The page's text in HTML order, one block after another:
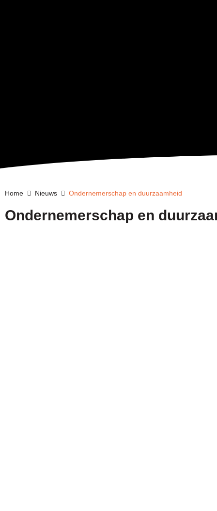
Home Nieuws Ondernemerschap en duurzaamheid
Ondernemerschap en